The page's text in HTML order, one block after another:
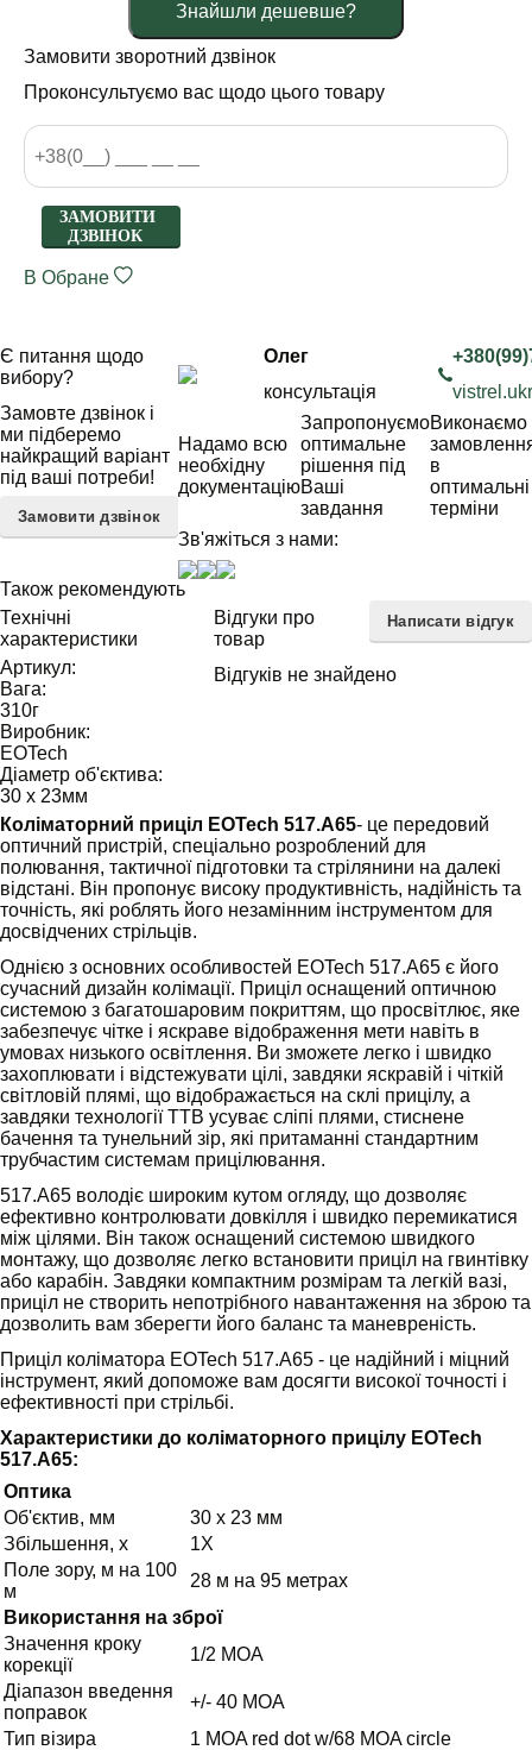
Знайшли дешевше?
Замовити зворотний дзвінок
Проконсультуємо вас щодо цього товару
ЗАМОВИТИ
ДЗВІНОК
В Обране
Є питання щодо
вибору?
Замовте дзвінок і
ми підберемо
найкращий варіант
під ваші потреби!
Замовити дзвінок
Олег
консультація
Надамо всю
необхідну
документацію
Запропонуємо
оптимальне
рішення під
Ваші
завдання
Виконаємо
в
оптимальні
терміни
Зв'яжіться з нами:
Також рекомендують
Технічні
характеристики
Артикул:
Вага:
310г
Виробник:
EOTech
Діаметр об'єктива:
30 х 23мм
Відгуки про
товар
Написати відгук
Відгуків не знайдено
Коліматорний приціл EOTech 517.A65- це передовий
оптичний пристрій, спеціально розроблений для
полювання, тактичної підготовки та стрілянини на далекі
відстані. Він пропонує високу продуктивність, надійність та
точність, які роблять його незамінним інструментом для
досвідчених стрільців.
Однією з основних особливостей EOTech 517.A65 є його
сучасний дизайн колімації. Приціл оснащений оптичною
системою з багатошаровим покриттям, що просвітлює, яке
забезпечує чітке і яскраве відображення мети навіть в
умовах низького освітлення. Ви зможете легко і швидко
захоплювати і відстежувати цілі, завдяки яскравій і чіткій
світловій плямі, що відображається на склі прицілу, а
завдяки технології TТВ усуває сліпі плями, стиснене
бачення та тунельний зір, які притаманні стандартним
трубчастим системам прицілювання.
517.A65 володіє широким кутом огляду, що дозволяє
ефективно контролювати довкілля і швидко перемикатися
між цілями. Він також оснащений системою швидкого
монтажу, що дозволяє легко встановити приціл на гвинтівку
або карабін. Завдяки компактним розмірам та легкій вазі,
приціл не створить непотрібного навантаження на зброю та
дозволить вам зберегти його баланс та маневреність.
Приціл коліматора EOTech 517.A65 - це надійний і міцний
інструмент, який допоможе вам досягти високої точності і
ефективності при стрільбі.
Характеристики до коліматорного прицілу EOTech
517.A65:
Оптика
Об'єктив, мм
30 х 23 мм
Збільшення, х
1X
Поле зору, м на 100
м
28 м на 95 метрах
Використання на зброї
Значення кроку
корекції
1/2 МОА
Діапазон введення
поправок
+/- 40 МОА
Тип візира
1 MOA red dot w/68 MOA circle